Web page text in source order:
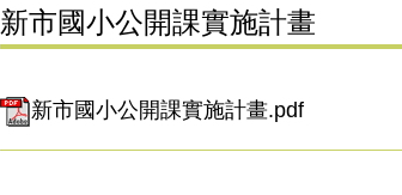
新市國小公開課實施計畫
新市國小公開課實施計畫.pdf